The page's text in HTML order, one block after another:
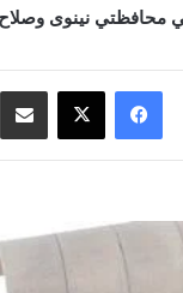
في محافظتي نينوى
فيسبوك ‫X